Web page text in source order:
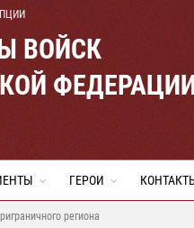
ВОЙСК
ГЕРОИ
региона